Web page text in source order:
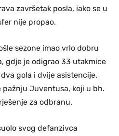
završetak posla, iako se u
nije propao.
sezone imao vrlo dobru
gdje je odigrao 33 utakmice
gola i dvije asistencije.
pažnju Juventusa, koji u bh.
za odbranu.
svog defanzivca